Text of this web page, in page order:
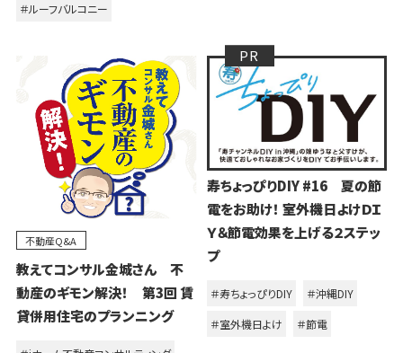
＃ルーフバルコニー
不動産Q&A
教えてコンサル金城さん 不
動産のギモン解決！ 第3回 賃
貸併用住宅のプランニング
寿ちょっぴりDIY #16 夏の節
電をお助け！ 室外機日よけＤＩ
Ｙ＆節電効果を上げる２ステッ
プ
＃寿ちょっぴりDIY
＃沖縄DIY
＃室外機日よけ
＃節電